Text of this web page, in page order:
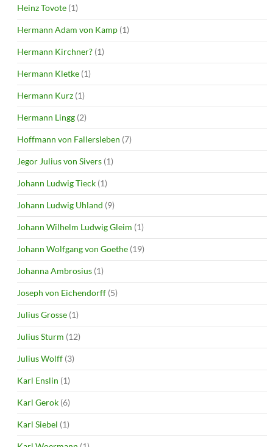
Heinz Tovote (1)
Hermann Adam von Kamp (1)
Hermann Kirchner? (1)
Hermann Kletke (1)
Hermann Kurz (1)
Hermann Lingg (2)
Hoffmann von Fallersleben (7)
Jegor Julius von Sivers (1)
Johann Ludwig Tieck (1)
Johann Ludwig Uhland (9)
Johann Wilhelm Ludwig Gleim (1)
Johann Wolfgang von Goethe (19)
Johanna Ambrosius (1)
Joseph von Eichendorff (5)
Julius Grosse (1)
Julius Sturm (12)
Julius Wolff (3)
Karl Enslin (1)
Karl Gerok (6)
Karl Siebel (1)